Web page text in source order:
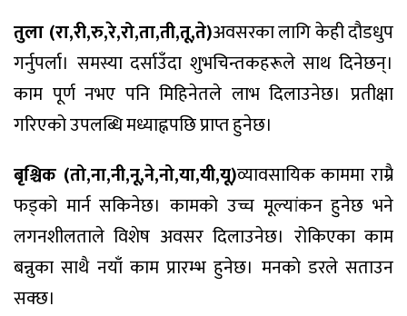
तुला (रा,री,रु,रे,रो,ता,ती,तू,ते)अवसरका लागि केही दौडधुप
गर्नुपर्ला। समस्या दर्साउँदा शुभचिन्तकहरूले साथ दिनेछन्।
काम पूर्ण नभए पनि मिहिनेतले लाभ दिलाउनेछ। प्रतीक्षा
गरिएको उपलब्धि मध्याह्नपछि प्राप्त हुनेछ।
बृश्चिक (तो,ना,नी,नू,ने,नो,या,यी,यू)व्यावसायिक काममा राम्रै
फड्को मार्न सकिनेछ। कामको उच्च मूल्यांकन हुनेछ भने
लगनशीलताले विशेष अवसर दिलाउनेछ। रोकिएका काम
बन्नुका साथै नयाँ काम प्रारम्भ हुनेछ। मनकाे डरले सताउन
सक्छ।